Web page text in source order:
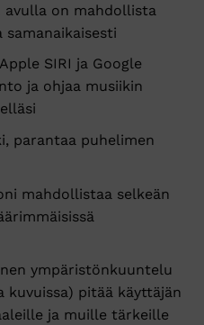
on mahdollista
SIRI ja Google
ja ohjaa musiikin
parantaa puhelimen
mahdollistaa selkeän
ympäristönkuuntelu
pitää käyttäjän
ja muille tärkeille